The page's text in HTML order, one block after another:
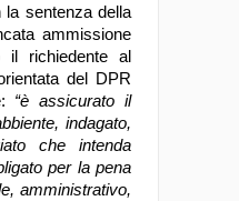
la sentenza della
ammissione
il richiedente al
del DPR
“è assicurato il
indagato,
che intenda
per la pena
amministrativo,